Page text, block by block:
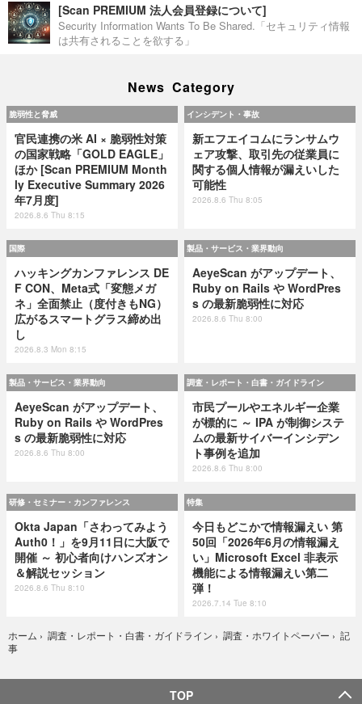
[Scan PREMIUM 法人会員登録について]
Security Information Wants To Be Shared.「セキュリティ情報
は共有されることを欲する」
News Category
脆弱性と脅威
官民連携の米 AI × 脆弱性対策
の国家戦略「GOLD EAGLE」
ほか [Scan PREMIUM Month
ly Executive Summary 2026
年7月度]
2026.8.6 Thu 8:15
インシデント・事故
新エフエイコムにランサムウ
ェア攻撃、取引先の従業員に
関する個人情報が漏えいした
可能性
2026.8.6 Thu 8:05
国際
ハッキングカンファレンス DE
F CON、Meta式「変態メガ
ネ」全面禁止（度付きもNG）
広がるスマートグラス締め出
し
2026.8.3 Mon 8:15
製品・サービス・業界動向
AeyeScan がアップデート、
Ruby on Rails や WordPres
s の最新脆弱性に対応
2026.8.6 Thu 8:00
製品・サービス・業界動向
AeyeScan がアップデート、
Ruby on Rails や WordPres
s の最新脆弱性に対応
2026.8.6 Thu 8:00
調査・レポート・白書・ガイドライン
市民プールやエネルギー企業
が標的に ～ IPA が制御システ
ムの最新サイバーインシデン
ト事例を追加
2026.8.6 Thu 8:00
研修・セミナー・カンファレンス
Okta Japan「さわってみよう
Auth0！」を9月11日に大阪で
開催 ～ 初心者向けハンズオン
＆解説セッション
2026.8.6 Thu 8:10
特集
今日もどこかで情報漏えい 第
50回「2026年6月の情報漏え
い」Microsoft Excel 非表示
機能による情報漏えい第二
弾！
2026.7.14 Tue 8:10
ホーム › 調査・レポート・白書・ガイドライン › 調査・ホワイトペーパー › 記
事
TOP